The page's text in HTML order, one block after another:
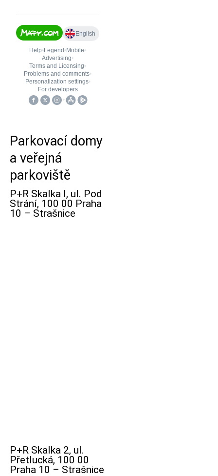
Parkovací domy
a veřejná
parkoviště
P+R Skalka I, ul. Pod
Strání, 100 00 Praha
10 – Strašnice
P+R Skalka 2, ul.
Přetlucká, 100 00
Praha 10 – Strašnice